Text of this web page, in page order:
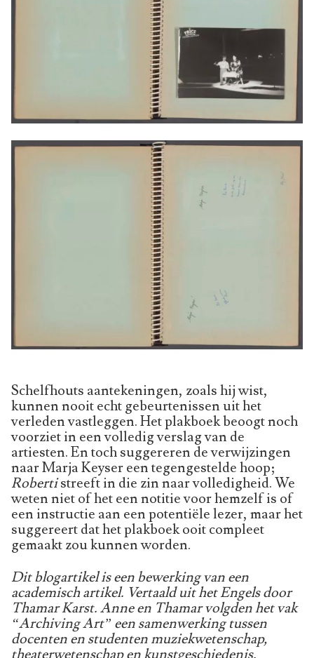
Schelfhouts aantekeningen, zoals hij wist,
kunnen nooit echt gebeurtenissen uit het
verleden vastleggen. Het plakboek beoogt noch
voorziet in een volledig verslag van de
artiesten. En toch suggereren de verwijzingen
naar Marja Keyser een tegengestelde hoop;
Robertistreeft in die zin naar volledigheid. We
weten niet of het een notitie voor hemzelf is of
een instructie aan een potentiële lezer, maar het
suggereert dat het plakboek ooit compleet
gemaakt zou kunnen worden.
Dit blogartikel is een bewerking van een
academisch artikel. Vertaald uit het Engels door
Thamar Karst. Anne en Thamar volgden het vak
“Archiving Art” een samenwerking tussen
docenten en studenten muziekwetenschap,
theaterwetenschap en kunstgeschiedenis.